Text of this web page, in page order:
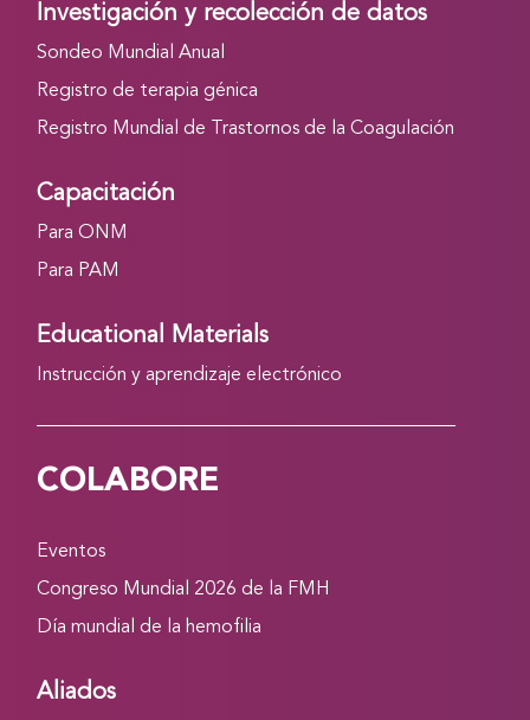
Investigación y recolección de datos
Sondeo Mundial Anual
Registro de terapia génica
Registro Mundial de Trastornos de la Coagulación
Capacitación
Para ONM
Para PAM
Educational Materials
Instrucción y aprendizaje electrónico
COLABORE
Eventos
Congreso Mundial 2026 de la FMH
Día mundial de la hemofilia
Aliados